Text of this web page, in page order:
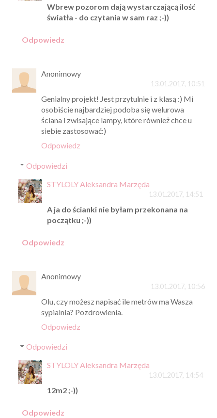
Wbrew pozorom dają wystarczającą ilość
światła - do czytania w sam raz ;-))
Odpowiedz
Anonimowy
13.01.2017, 10:51
Genialny projekt! Jest przytulnie i z klasą :) Mi
osobiście najbardziej podoba się welurowa
ściana i zwisające lampy, które również chce u
siebie zastosować:)
Odpowiedz
Odpowiedzi
STYLOLY Aleksandra Marzęda
13.01.2017, 14:51
A ja do ścianki nie byłam przekonana na
początku ;-))
Odpowiedz
Anonimowy
13.01.2017, 10:56
Olu, czy możesz napisać ile metrów ma Wasza
sypialnia? Pozdrowienia.
Odpowiedz
Odpowiedzi
STYLOLY Aleksandra Marzęda
13.01.2017, 14:54
12m2 ;-))
Odpowiedz